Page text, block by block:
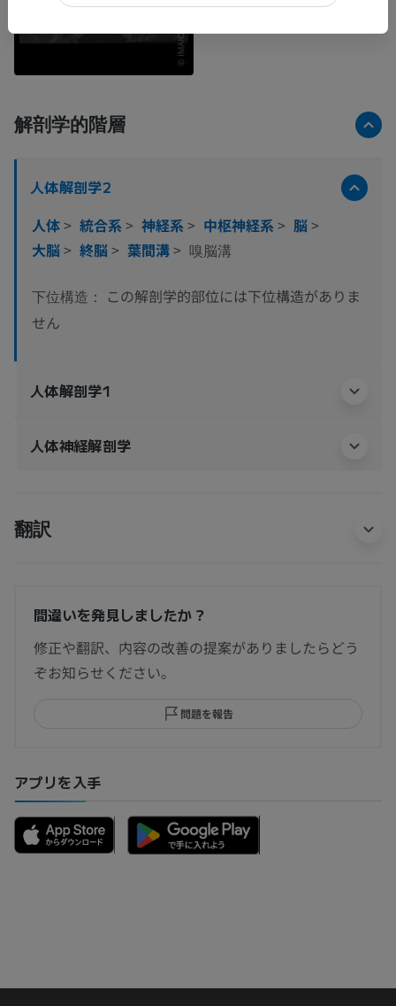
解剖学的階層
人体解剖学2
人体> 統合系> 神経系> 中枢神経系> 脳>
大脳> 終脳> 葉間溝> 嗅脳溝
下位構造：
この解剖学的部位には下位構造がありま
せん
人体解剖学1
人体神経解剖学
翻訳
間違いを発見しましたか？
修正や翻訳、内容の改善の提案がありましたらどう
ぞお知らせください。
問題を報告
アプリを入手